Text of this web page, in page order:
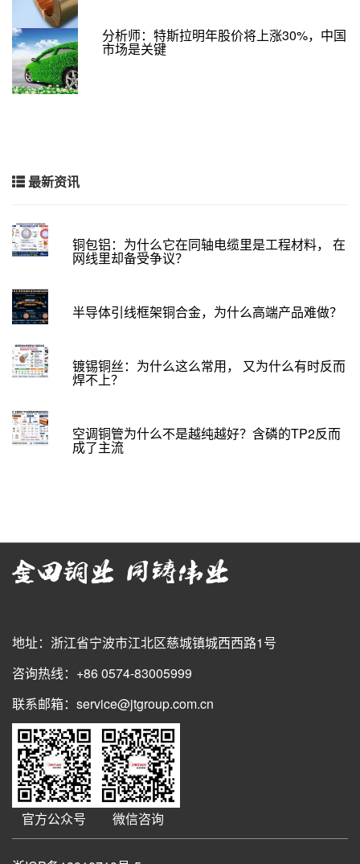
分析师：特斯拉明年股价将上涨30%，中国
市场是关键
最新资讯
铜包铝：为什么它在同轴电缆里是工程材料， 在
网线里却备受争议？
半导体引线框架铜合金，为什么高端产品难做？
镀锡铜丝：为什么这么常用， 又为什么有时反而
焊不上？
空调铜管为什么不是越纯越好？含磷的TP2反而
成了主流
地址：浙江省宁波市江北区慈城镇城西西路1号
咨询热线：+86 0574-83005999
联系邮箱：service@jtgroup.com.cn
官方公众号 微信咨询